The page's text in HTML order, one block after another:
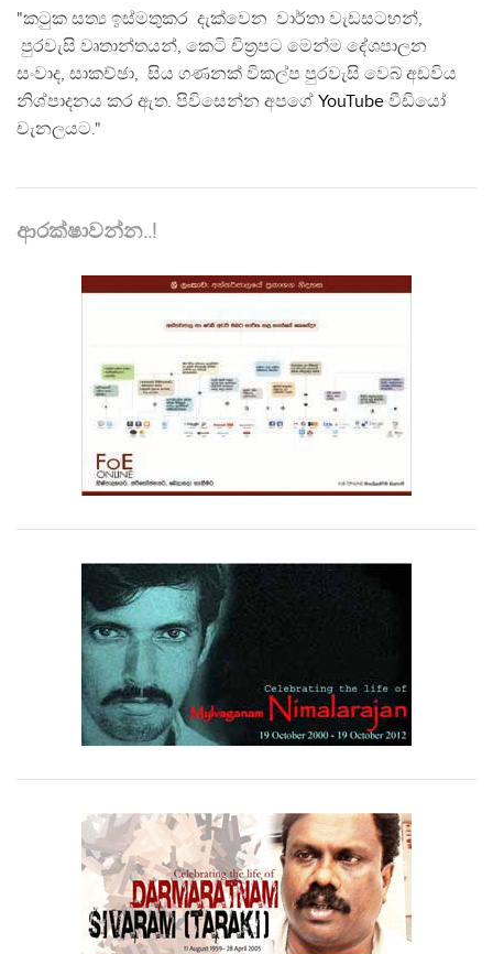
"කටුක සත්‍ය ඉස්මතුකර දැක්වෙන වාර්තා වැඩසටහන්,
පුරවැසි වෘතාන්තයන්, කෙටි චිත්‍රපට මෙන්ම දේශපාලන
සංවාද, සාකච්ඡා, සිය ගණනක් විකල්ප පුරවැසි වෙබ් අඩවිය
නිශ්පාදනය කර ඇත. පිවිසෙන්න අපගේ YouTube වීඩියෝ
චැනලයට."
ආරක්ෂාවන්න..!